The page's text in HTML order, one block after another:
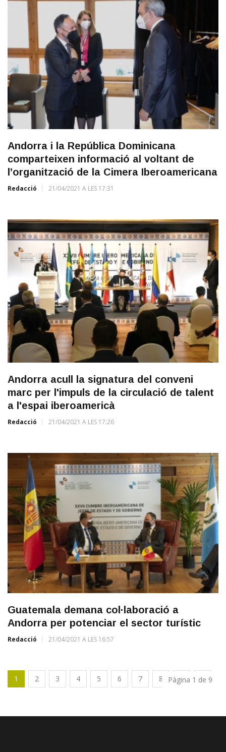
Andorra i la República Dominicana
comparteixen informació al voltant de
l’organització de la Cimera Iberoamericana
Redacció 21/04/2021 A LES 17:31
Andorra acull la signatura del conveni
marc per l'impuls de la circulació de talent
a l'espai iberoamericà
Redacció 21/04/2021 A LES 17:26
Guatemala demana col·laboració a
Andorra per potenciar el sector turístic
Redacció 21/04/2021 A LES 16:57
1 2 3 4 5 6 7 8 9
Pàgina 1 de 9